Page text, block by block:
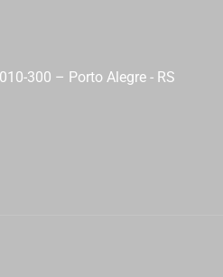
300 – Porto Alegre - RS